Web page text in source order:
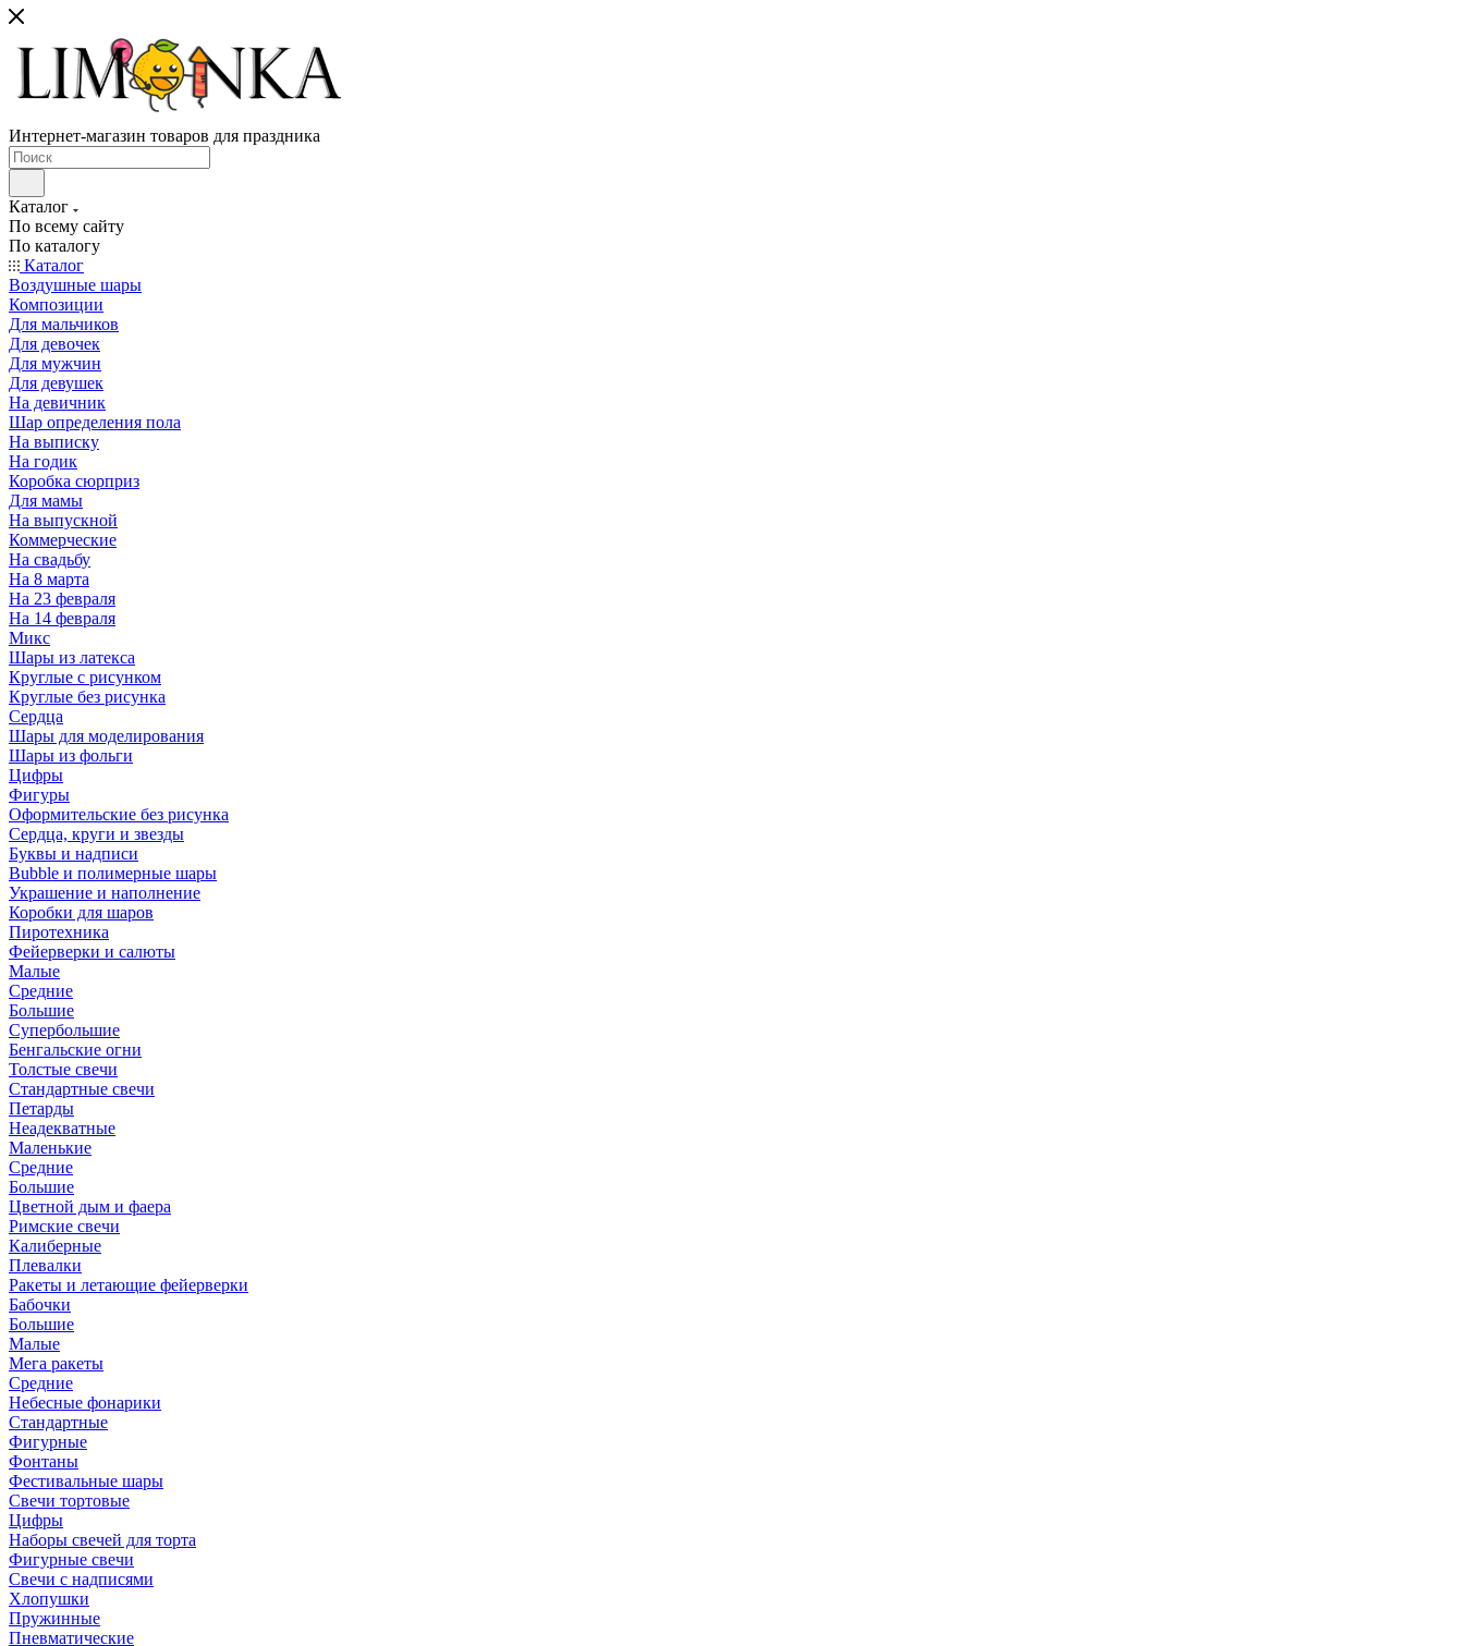
Интернет-магазин товаров для праздника
Каталог
По всему сайту
По каталогу
Каталог
Воздушные шары
Композиции
Для мальчиков
Для девочек
Для мужчин
Для девушек
На девичник
Шар определения пола
На выписку
На годик
Коробка сюрприз
Для мамы
На выпускной
Коммерческие
На свадьбу
На 8 марта
На 23 февраля
На 14 февраля
Микс
Шары из латекса
Круглые с рисунком
Круглые без рисунка
Сердца
Шары для моделирования
Шары из фольги
Цифры
Фигуры
Оформительские без рисунка
Сердца, круги и звезды
Буквы и надписи
Bubble и полимерные шары
Украшение и наполнение
Коробки для шаров
Пиротехника
Фейерверки и салюты
Малые
Средние
Большие
Супербольшие
Бенгальские огни
Толстые свечи
Стандартные свечи
Петарды
Неадекватные
Маленькие
Средние
Большие
Цветной дым и фаера
Римские свечи
Калиберные
Плевалки
Ракеты и летающие фейерверки
Бабочки
Большие
Малые
Мега ракеты
Средние
Небесные фонарики
Стандартные
Фигурные
Фонтаны
Фестивальные шары
Свечи тортовые
Цифры
Наборы свечей для торта
Фигурные свечи
Свечи с надписями
Хлопушки
Пружинные
Пневматические